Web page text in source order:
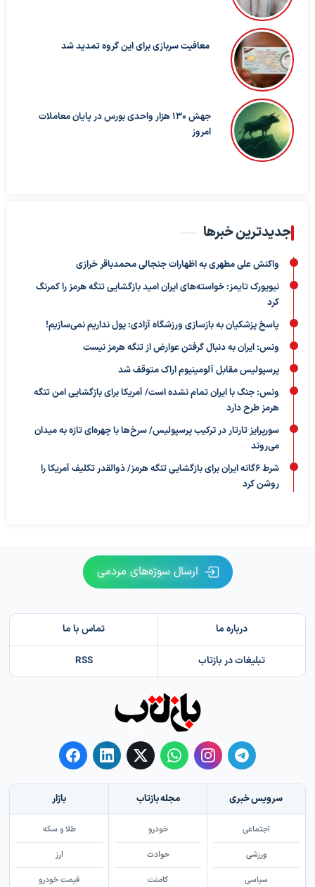
معافیت سربازی برای این گروه تمدید شد
جهش 130 هزار واحدی بورس در پایان معاملات
امروز
جدیدترین خبرها
واکنش علی مطهری به اظهارات جنجالی محمدباقر خرازی
نیویورک تایمز: خواسته‌های ایران امید بازگشایی تنگه هرمز را کمرنگ
کرد
پاسخ پزشکیان به بازسازی ورزشگاه آزادی: پول نداریم نمی‌سازیم!
ونس: ایران به دنبال گرفتن عوارض از تنگه هرمز نیست
پرسپولیس مقابل آلومینیوم اراک متوقف شد
ونس: جنگ با ایران تمام نشده است/ آمریکا برای بازگشایی امن تنگه
هرمز طرح دارد
سورپرایز تارتار در ترکیب پرسپولیس/ سرخ‌ها با چهره‌ای تازه به میدان
می‌روند
شرط ۶گانه ایران برای بازگشایی تنگه هرمز/ ذوالقدر تکلیف آمریکا را
روشن کرد
ارسال سوژه‌های مردمی
درباره ما تماس با ما
تبلیغات در بازتاب RSS
سرویس خبری
اجتماعی
ورزشی
سیاسی
مجله بازتاب
خودرو
حوادث
کامنت
بازار
طلا و سکه
ارز
قیمت خودرو